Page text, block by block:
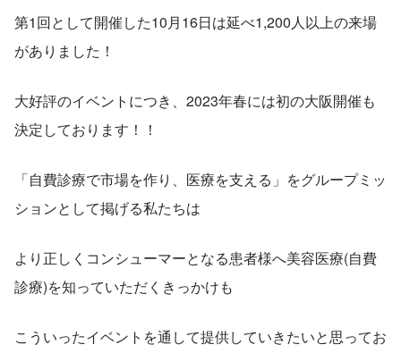
第1回として開催した10月16日は延べ1,200人以上の来場
がありました！
大好評のイベントにつき、2023年春には初の大阪開催も
決定しております！！
「自費診療で市場を作り、医療を支える」をグループミッ
ションとして掲げる私たちは
より正しくコンシューマーとなる患者様へ美容医療(自費
診療)を知っていただくきっかけも
こういったイベントを通して提供していきたいと思ってお